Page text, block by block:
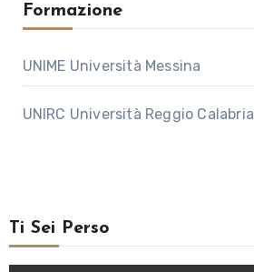
Formazione
UNIME Università Messina
UNIRC Università Reggio Calabria
Ti Sei Perso